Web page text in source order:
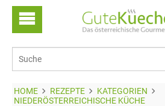
HOME REZEPTE
KATEGORIEN
NIEDERÖSTERREICHISCHE KÜCHE